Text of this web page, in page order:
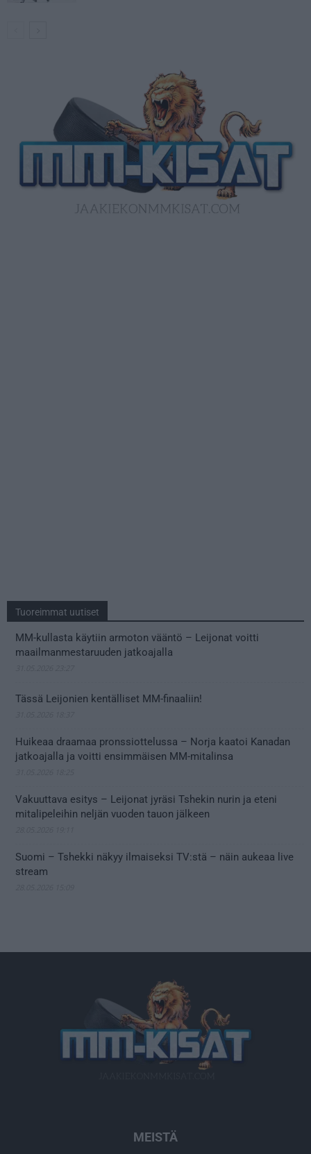
Tuoreimmat uutiset
MM-kullasta käytiin armoton vääntö – Leijonat voitti
maailmanmestaruuden jatkoajalla
Tässä Leijonien kentälliset MM-finaaliin!
Huikeaa draamaa pronssiottelussa – Norja kaatoi Kanadan
jatkoajalla ja voitti ensimmäisen MM-mitalinsa
Vakuuttava esitys – Leijonat jyräsi Tshekin nurin ja eteni
mitalipeleihin neljän vuoden tauon jälkeen
Suomi – Tshekki näkyy ilmaiseksi TV:stä – näin aukeaa live
stream
MEISTÄ